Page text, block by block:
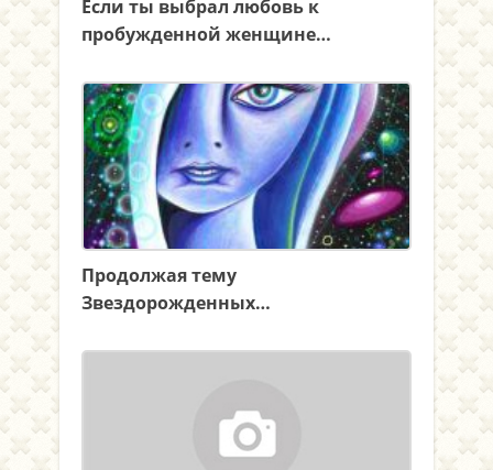
Если ты выбрал любовь к
пробужденной женщине…
Продолжая тему
Звездорожденных…